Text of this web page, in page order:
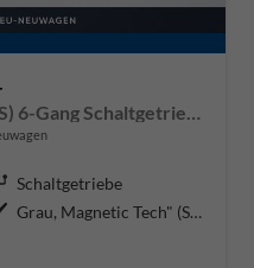
Getriebe Schaltgetriebe
Außenfarbe
Grau, Magnetic Tech" (S7)"